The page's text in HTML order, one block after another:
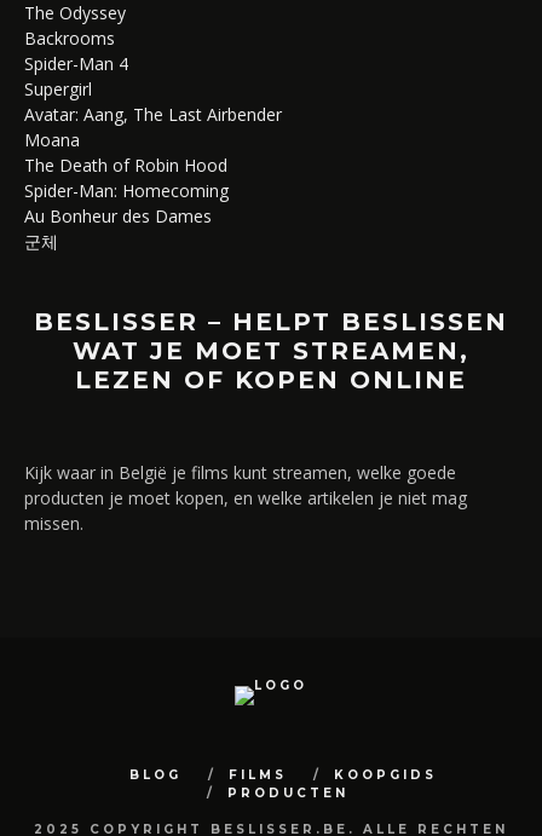
The Odyssey
Backrooms
Spider-Man 4
Supergirl
Avatar: Aang, The Last Airbender
Moana
The Death of Robin Hood
Spider-Man: Homecoming
Au Bonheur des Dames
군체
BESLISSER – HELPT BESLISSEN
WAT JE MOET STREAMEN,
LEZEN OF KOPEN ONLINE
Kijk waar in België je films kunt streamen, welke goede
producten je moet kopen, en welke artikelen je niet mag
missen.
BLOG FILMS
KOOPGIDS
PRODUCTEN
2025 COPYRIGHT BESLISSER.BE. ALLE RECHTEN